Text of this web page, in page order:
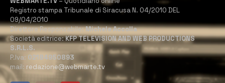
Registro stampa Tribunale di Siracusa N. 04/2010 DEL
09/04/2010
Direttore Responsabile:Michele Accolla
Società editrice:KFP TELEVISION AND WEB PRODUCTIONS
S.R.L.S.
P.Iva: 02184950893
mail: redazione@webmarte.tv